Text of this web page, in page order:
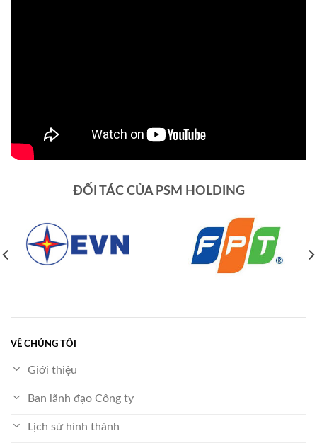
ĐỐI TÁC CỦA PSM HOLDING
VỀ CHÚNG TÔI
Giới thiệu
Ban lãnh đạo Công ty
Lịch sử hình thành